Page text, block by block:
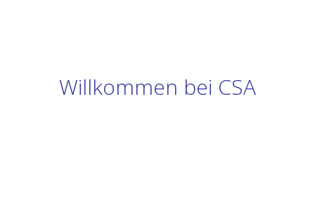
Willkommen bei CSA